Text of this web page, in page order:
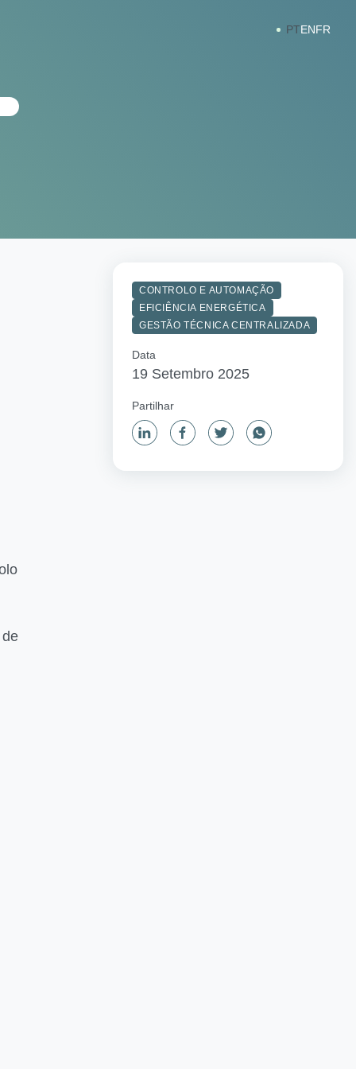
PTENFR
CONTROLO E AUTOMAÇÃO
EFICIÊNCIA ENERGÉTICA
GESTÃO TÉCNICA CENTRALIZADA
Data
19 Setembro 2025
Partilhar